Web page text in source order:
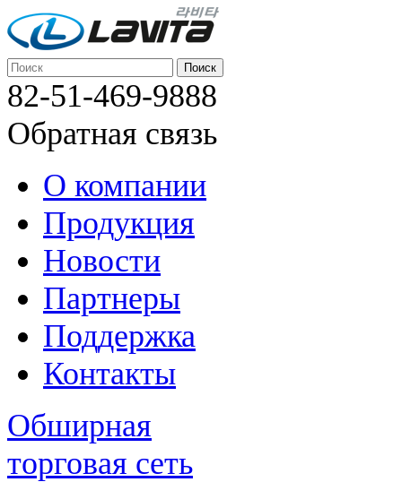
82-51-469-9888
Обратная связь
О компании
Продукция
Новости
Партнеры
Поддержка
Контакты
Обширная
торговая сеть